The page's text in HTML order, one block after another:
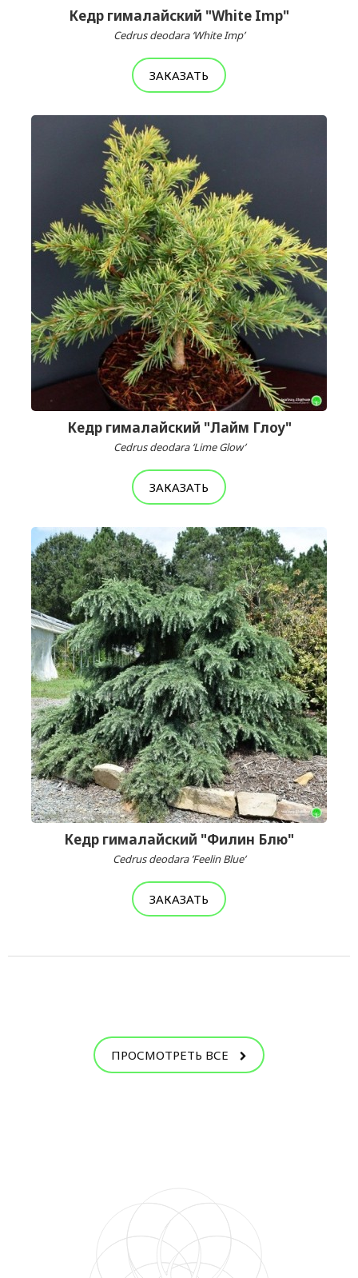
Кедр гималайский "White Imp"
Cedrus deodara ‘White Imp’
ЗАКАЗАТЬ
Кедр гималайский "Лайм Глоу"
Cedrus deodara ‘Lime Glow’
ЗАКАЗАТЬ
Кедр гималайский "Филин Блю"
Cedrus deodara ’Feelin Blue’
ЗАКАЗАТЬ
ПРОСМОТРЕТЬ ВСЕ